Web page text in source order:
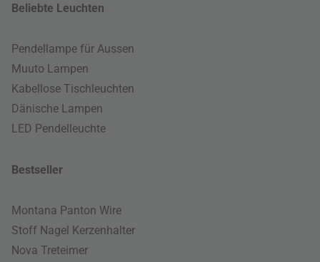
Beliebte Leuchten
Pendellampe für Aussen
Muuto Lampen
Kabellose Tischleuchten
Dänische Lampen
LED Pendelleuchte
Bestseller
Montana Panton Wire
Stoff Nagel Kerzenhalter
Nova Treteimer